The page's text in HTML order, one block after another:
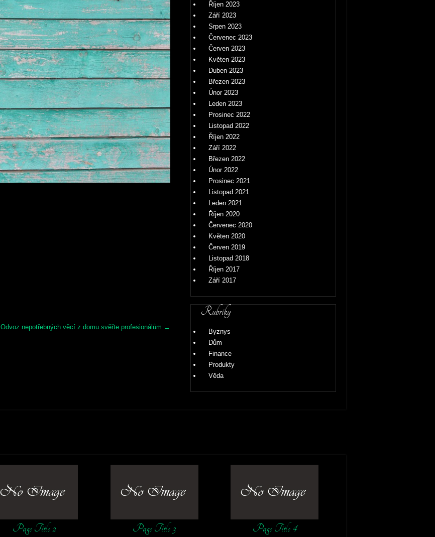
Odvoz nepotřebných věcí z domu svěřte profesionálům →
Říjen 2023
Září 2023
Srpen 2023
Červenec 2023
Červen 2023
Květen 2023
Duben 2023
Březen 2023
Únor 2023
Leden 2023
Prosinec 2022
Listopad 2022
Říjen 2022
Září 2022
Březen 2022
Únor 2022
Prosinec 2021
Listopad 2021
Leden 2021
Říjen 2020
Červenec 2020
Květen 2020
Červen 2019
Listopad 2018
Říjen 2017
Září 2017
Rubriky
Byznys
Dům
Finance
Produkty
Věda
Page Title 2 Page Title 3 Page Title 4